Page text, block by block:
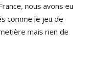
nous avons eu
comme le jeu de
mais rien de